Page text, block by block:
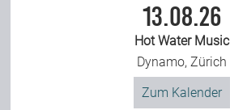
13.08.26
Hot Water Music
Dynamo, Zürich
Zum Kalender